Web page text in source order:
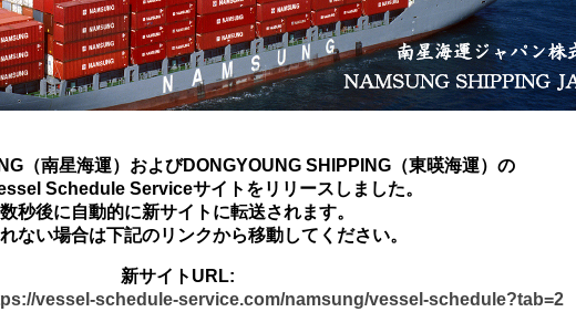
（南星海運）およびDONGYOUNG SHIPPING（東暎海運）の
Schedule Serviceサイトをリリースしました。
数秒後に自動的に新サイトに転送されます。
ない場合は下記のリンクから移動してください。
新サイトURL:
vessel-schedule-service.com/namsung/vessel-schedule?tab=2